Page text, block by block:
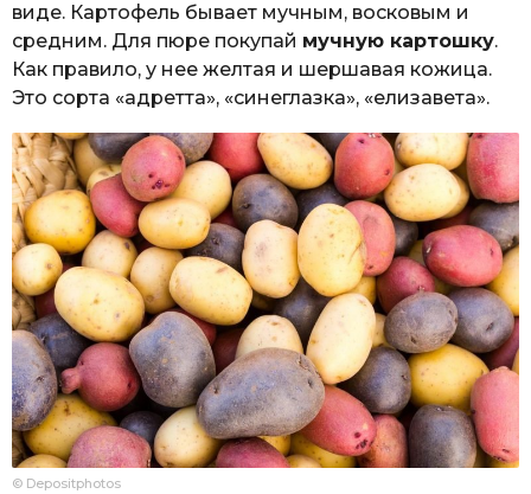
виде. Картофель бывает мучным, восковым и
средним. Для пюре покупай мучную картошку.
Как правило, у нее желтая и шершавая кожица.
Это сорта «адретта», «синеглазка», «елизавета».
© Depositphotos